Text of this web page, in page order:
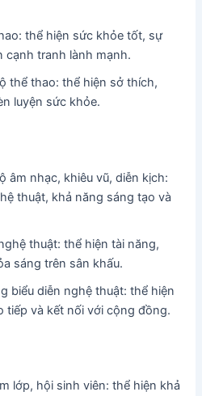
thể hiện sức khỏe tốt, sự
cạnh tranh lành mạnh.
thể thao: thể hiện sở thích,
luyện sức khỏe.
âm nhạc, khiêu vũ, diễn kịch:
thuật, khả năng sáng tạo và
thuật: thể hiện tài năng,
sáng trên sân khấu.
biểu diễn nghệ thuật: thể hiện
tiếp và kết nối với cộng đồng.
lớp, hội sinh viên: thể hiện khả